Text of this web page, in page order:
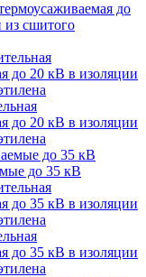
до
из сшитого
до 20 кВ в изоляции
до 35 кВ
до 35 кВ в изоляции